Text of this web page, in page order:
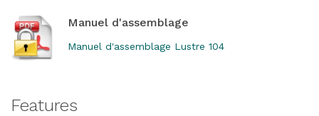
Manuel d'assemblage
Manuel d'assemblage Lustre 104
Features